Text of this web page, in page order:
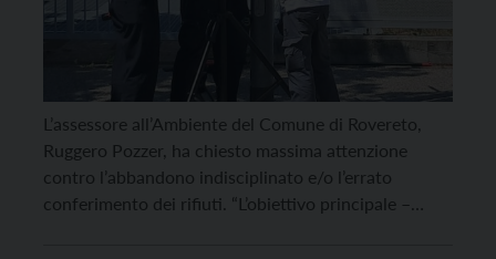
L’assessore all’Ambiente del Comune di Rovereto,
Ruggero Pozzer, ha chiesto massima attenzione
contro l’abbandono indisciplinato e/o l’errato
conferimento dei rifiuti. “L’obiettivo principale –